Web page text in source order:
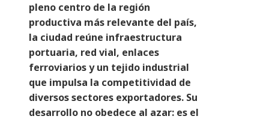
pleno centro de la región
productiva más relevante del país,
la ciudad reúne infraestructura
portuaria, red vial, enlaces
ferroviarios y un tejido industrial
que impulsa la competitividad de
diversos sectores exportadores. Su
desarrollo no obedece al azar: es el